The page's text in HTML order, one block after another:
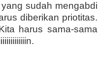
sudah mengabdi
diberikan priotitas.
harus sama-sama